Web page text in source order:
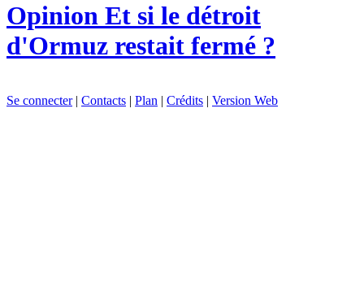
Opinion Et si le détroit
d'Ormuz restait fermé ?
Se connecter| Contacts | Plan | Crédits | Version Web